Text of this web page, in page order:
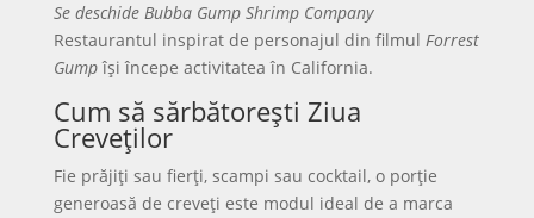
Se deschide Bubba Gump Shrimp Company
Restaurantul inspirat de personajul din filmul Forrest
Gumpîși începe activitatea în California.
Cum să sărbătorești Ziua
Creveților
Fie prăjiți sau fierți, scampi sau cocktail, o porție
generoasă de creveți este modul ideal de a marca